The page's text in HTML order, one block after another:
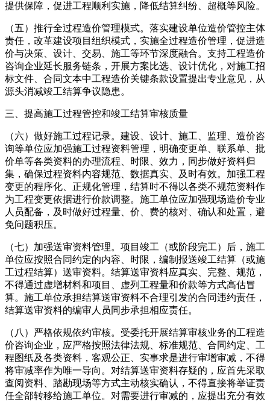
提供保障，促进工程顺利实施，降低结算纠纷、超概等风险。
（五）推行全过程造价管理模式。落实建设单位造价管控主体
责任，改革建设项目组织模式，实施全过程造价管理，促进造
价与决策、设计、交易、施工等环节深度融合。支持工程造价
咨询企业延长服务链条，开展方案比选、设计优化，对施工招
标文件、合同文本中工程造价关键条款设置提出专业意见，从
源头消减竣工结算争议隐患。
三、提高施工过程管控和竣工结算审核质量
（六）做好施工过程记录。建设、设计、施工、监理、造价咨
询等单位应加强施工过程资料管理，明确变更单、联系单、批
价单等各类资料的办理流程、时限、效力，同步做好资料归
集，确保过程资料内容规范、数据真实、及时有效。加强工程
变更的程序化、正规化管理，结算时不得以各类不规范资料作
为工程变更依据进行价款调整。施工单位应加强现场造价专业
人员配备，及时做好过程量、价、费的核对、确认和处置，避
免问题积压。
（七）加强送审资料管理。项目竣工（或阶段完工）后，施工
单位应按照合同约定的内容、时限，编制报送竣工结算（或施
工过程结算）送审资料。结算送审资料应真实、完整、规范，
不得通过虚增材料和项目、虚列工程量和价款等方式高估冒
算。施工单位承担结算送审资料不合理引发的合同违约责任，
结算送审资料的编审人员同步承担相应责任。
（八）严格依规依约审核。受委托开展结算审核业务的工程造
价咨询企业，应严格按照法律法规、标准规范、合同约定、工
程图纸及各类资料，客观公正、实事求是进行审增审减，不得
将审减率作为唯一导向。对结算送审资料存疑的，应首先采取
查阅资料、踏勘现场等方式主动核实确认，不得直接将举证责
任全部转移给施工单位。对需要进行审减的，应提出充分有效